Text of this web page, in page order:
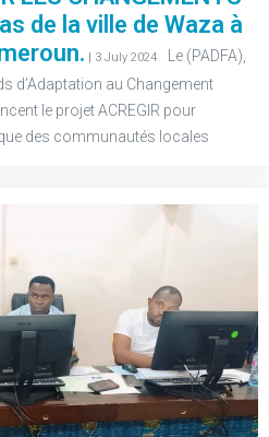
de la ville de Waza à
| 3 July 2024
Le (PADFA),
d’Adaptation au Changement
le projet ACREGIR pour
des communautés locales